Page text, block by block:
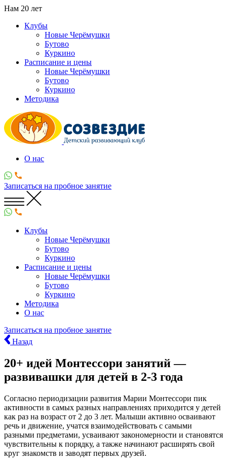
Нам 20 лет
Клубы
Новые Черёмушки
Бутово
Куркино
Расписание и цены
Новые Черёмушки
Бутово
Куркино
Методика
О нас
Записаться на пробное занятие
Клубы
Новые Черёмушки
Бутово
Куркино
Расписание и цены
Новые Черёмушки
Бутово
Куркино
Методика
О нас
Записаться на пробное занятие
Назад
20+ идей Монтессори занятий —
развивашки для детей в 2-3 года
Согласно периодизации развития Марии Монтессори пик
активности в самых разных направлениях приходится у детей
как раз на возраст от 2 до 3 лет. Малыши активно осваивают
речь и движение, учатся взаимодействовать с самыми
разными предметами, усваивают закономерности и становятся
чувствительны к порядку, а также начинают расширять свой
круг знакомств и заводят первых друзей.